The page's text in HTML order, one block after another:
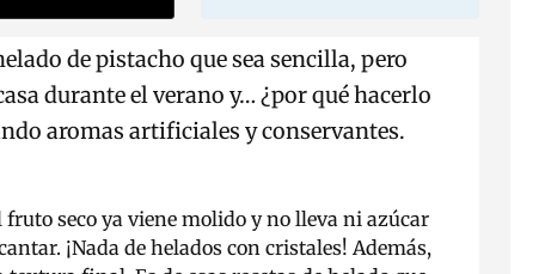
de pistacho que sea sencilla, pero
durante el verano y… ¿por qué hacerlo
aromas artificiales y conservantes.
fruto seco ya viene molido y no lleva ni azúcar
¡Nada de helados con cristales! Además,